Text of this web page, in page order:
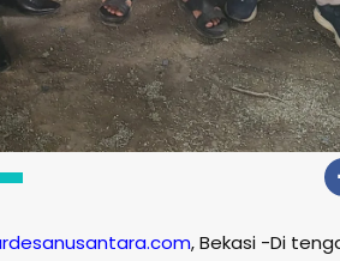
, Bekasi -Di